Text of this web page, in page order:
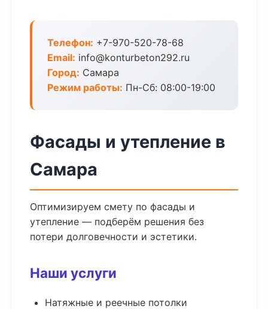
Телефон: +7-970-520-78-68
Email: info@konturbeton292.ru
Город: Самара
Режим работы: Пн-Сб: 08:00-19:00
Фасады и утепление в
Самара
Оптимизируем смету по фасады и
утепление — подберём решения без
потери долговечности и эстетики.
Наши услуги
Натяжные и реечные потолки